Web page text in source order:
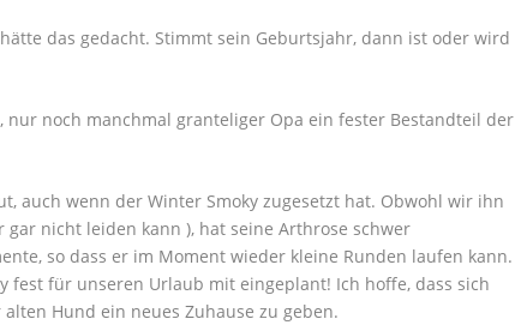
das gedacht. Stimmt sein Geburtsjahr, dann ist oder wird
noch manchmal granteliger Opa ein fester Bestandteil der
auch wenn der Winter Smoky zugesetzt hat. Obwohl wir ihn
nicht leiden kann ), hat seine Arthrose schwer
so dass er im Moment wieder kleine Runden laufen kann.
fest für unseren Urlaub mit eingeplant! Ich hoffe, dass sich
Hund ein neues Zuhause zu geben.